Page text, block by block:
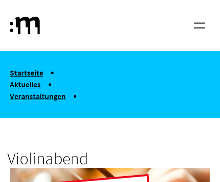
Hochschule für Musik und Tanz Köln Menü
You are here:
Startseite
Aktuelles
Veranstaltungen
Violinabend
Violinabend